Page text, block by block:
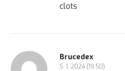
clots
Brucedex
5. 1. 2024 (19:50)